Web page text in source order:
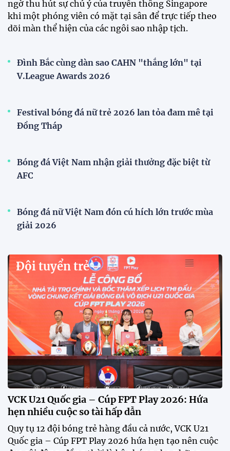
Tiền đạo Đình Bắc chốt tương lai sau tin đồn sang
Nhật Bản thi đấu
ĐKVĐ Cúp Quốc gia chiêu mộ sao trẻ của ĐT Việt
Đội tuyển Việt Nam
Xã Hùng Châu tưng bừng khai mạc giải bóng đá
truyền thống lần thứ VI
Giải bóng đá truyền thống xã Hùng Châu lần thứ VI
chính thức khởi tranh với sự tham gia của 14 đội
bóng, hứa hẹn mang đến những trận cầu hấp dẫn.
HLV Kim Sang Sik: "ĐT Việt Nam sẽ tung đội
hình mạnh nhất trước Campuchia"
CĐV vượt gần 80 km từ 5h30 sáng để mua vé xem
tuyển Việt Nam
Tuyển Việt Nam đối đầu Malaysia ở bán kết